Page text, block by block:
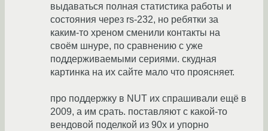
выдаваться полная статистика работы и
состояния через rs-232, но ребятки за
каким-то хреном сменили контакты на
своём шнуре, по сравнению с уже
поддерживаемыми сериями. скудная
картинка на их сайте мало что проясняет.
про поддержку в NUT их спрашивали ещё в
2009, а им срать. поставляют с какой-то
вендовой поделкой из 90х и упорно